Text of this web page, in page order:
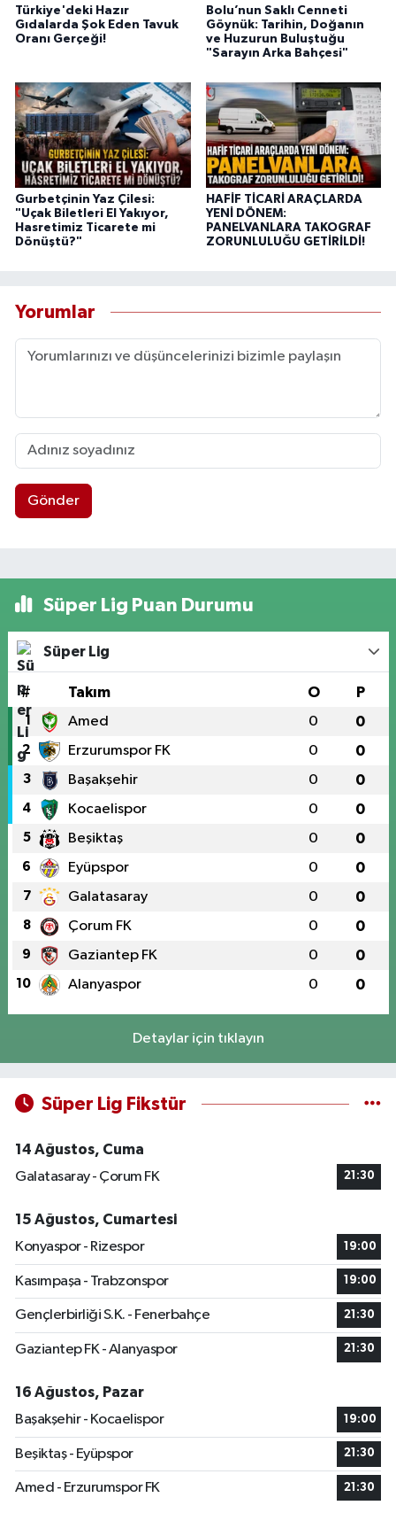
Türkiye'deki Hazır
Gıdalarda Şok Eden Tavuk
Oranı Gerçeği!
Bolu’nun Saklı Cenneti
Göynük: Tarihin, Doğanın
ve Huzurun Buluştuğu
"Sarayın Arka Bahçesi"
Gurbetçinin Yaz Çilesi:
"Uçak Biletleri El Yakıyor,
Hasretimiz Ticarete mi
Dönüştü?"
HAFİF TİCARİ ARAÇLARDA
YENİ DÖNEM:
PANELVANLARA TAKOGRAF
ZORUNLULUĞU GETİRİLDİ!
Yorumlar
Gönder
Süper Lig Puan Durumu
Süper Lig
# Takım O P
1 Amed 0 0
2 Erzurumspor FK 0 0
3 Başakşehir 0 0
4 Kocaelispor 0 0
5 Beşiktaş 0 0
6 Eyüpspor 0 0
7 Galatasaray 0 0
8 Çorum FK 0 0
9 Gaziantep FK 0 0
10 Alanyaspor 0 0
Detaylar için tıklayın
Süper Lig Fikstür
14 Ağustos, Cuma
Galatasaray - Çorum FK
21:30
15 Ağustos, Cumartesi
Konyaspor - Rizespor
19:00
Kasımpaşa - Trabzonspor 19:00
Gençlerbirliği S.K. - Fenerbahçe 21:30
Gaziantep FK - Alanyaspor 21:30
16 Ağustos, Pazar
Başakşehir - Kocaelispor
19:00
Beşiktaş - Eyüpspor 21:30
Amed - Erzurumspor FK 21:30